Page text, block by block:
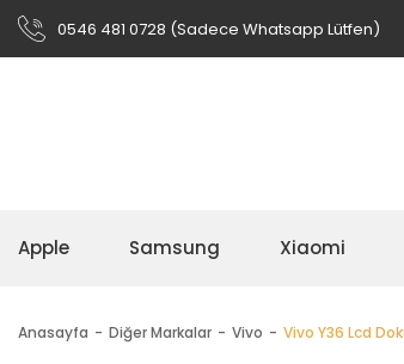
0546 481 0728 (Sadece Whatsapp Lütfen)
Apple Samsung Xiaomi
Anasayfa Diğer Markalar Vivo Vivo Y36 Lcd